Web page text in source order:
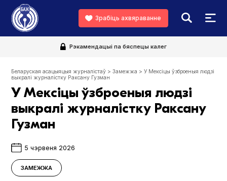
Зрабіць ахвяраванне
Рэкамендацыі па бяспецы калег
Беларуская асацыяцыя журналістаў >Замежжа >У Мексіцы ўзброеныя людзі
выкралі журналістку Раксану Гузман
У Мексіцы ўзброеныя людзі
выкралі журналістку Раксану
Гузман
5 чэрвеня 2026
ЗАМЕЖЖА